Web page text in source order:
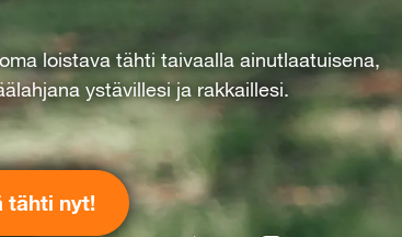
loistava tähti taivaalla ainutlaatuisena,
ystävillesi ja rakkaillesi.
tähti nyt!